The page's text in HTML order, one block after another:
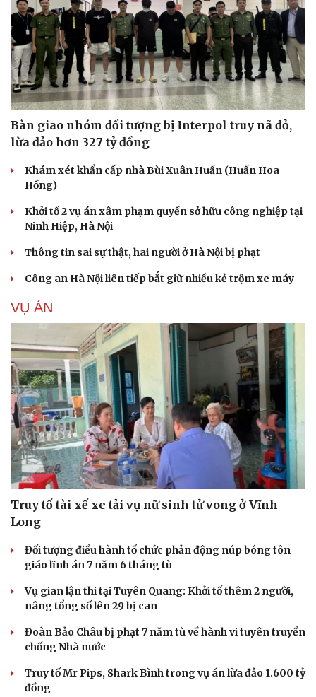
Săn Tour
check-in
Đọc truyện đêm khuya
Cửa sổ tình yêu
Kể chuyện cho bé
Hạt giống tâm hồn
Cải chính
Bàn giao nhóm đối tượng bị Interpol truy nã đỏ,
lừa đảo hơn 327 tỷ đồng
Khám xét khẩn cấp nhà Bùi Xuân Huấn (Huấn Hoa
Hồng)
Khởi tố 2 vụ án xâm phạm quyền sở hữu công nghiệp tại
Ninh Hiệp, Hà Nội
Thông tin sai sự thật, hai người ở Hà Nội bị phạt
Công an Hà Nội liên tiếp bắt giữ nhiều kẻ trộm xe máy
VỤ ÁN
Truy tố tài xế xe tải vụ nữ sinh tử vong ở Vĩnh
Long
Đối tượng điều hành tổ chức phản động núp bóng tôn
giáo lĩnh án 7 năm 6 tháng tù
Vụ gian lận thi tại Tuyên Quang: Khởi tố thêm 2 người,
nâng tổng số lên 29 bị can
Đoàn Bảo Châu bị phạt 7 năm tù về hành vi tuyên truyền
chống Nhà nước
Truy tố Mr Pips, Shark Bình trong vụ án lừa đảo 1.600 tỷ
đồng